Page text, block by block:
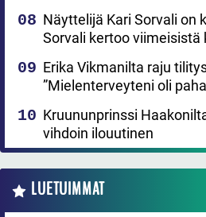
Näyttelijä Kari Sorvali on
Sorvali kertoo viimeisistä
Erika Vikmanilta raju
”Mielenterveyteni oli
Kruununprinssi
vihdoin ilouutinen
LUETUIMMAT